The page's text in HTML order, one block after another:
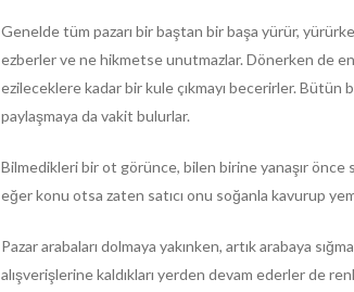
Genelde tüm pazarı bir baştan bir başa yürür,
ezberler ve ne hikmetse unutmazlar. Dönerken de
ezileceklere kadar bir kule çıkmayı becerirler. Bütün
paylaşmaya da vakit bulurlar.
Bilmedikleri bir ot görünce, bilen birine yanaşır önce
eğer konu otsa zaten satıcı onu soğanla kavurup
Pazar arabaları dolmaya yakınken, artık arabaya
alışverişlerine kaldıkları yerden devam ederler de